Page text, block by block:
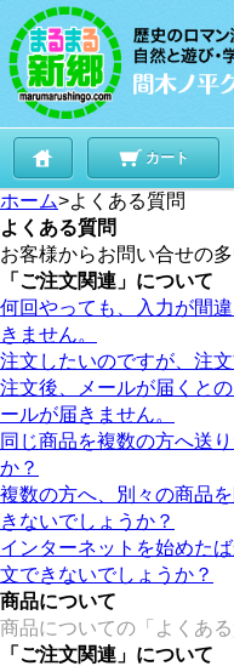
カート
ホーム>よくある質問
よくある質問
お客様からお問い合せの
「ご注文関連」について
何回やっても、入力が間
きません。
注文したいのですが、注
注文後、メールが届くと
ールが届きません。
同じ商品を複数の方へ送
か？
複数の方へ、別々の商品
きないでしょうか？
インターネットを始めた
文できないでしょうか？
商品について
商品についての「よくあ
「ご注文関連」について